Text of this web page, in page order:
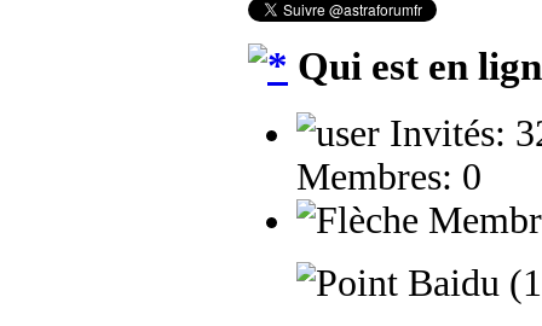
Qui est en
Invités:
Membres: 0
Baidu